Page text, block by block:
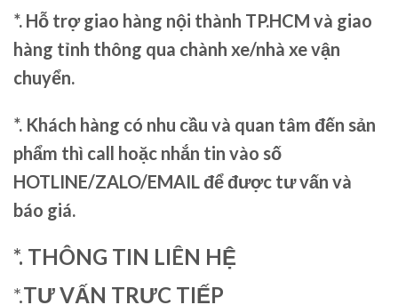
*. Hỗ trợ giao hàng nội thành TP.HCM và giao
hàng tỉnh thông qua chành xe/nhà xe vận
chuyển.
*. Khách hàng có nhu cầu và quan tâm đến sản
phẩm thì call hoặc nhắn tin vào số
HOTLINE/ZALO/EMAIL để được tư vấn và
báo giá.
*. THÔNG TIN LIÊN HỆ
*.TƯ VẤN TRỰC TIẾP